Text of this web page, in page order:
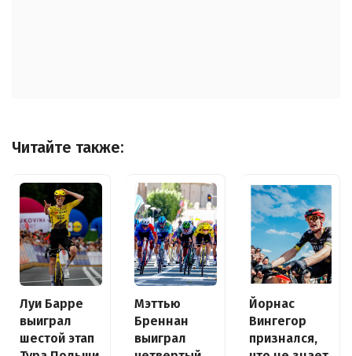
Читайте также:
Луи Барре
выиграл
шестой этап
Мэттью
Бреннан
выиграл
Йорнас
Вингегор
признался,